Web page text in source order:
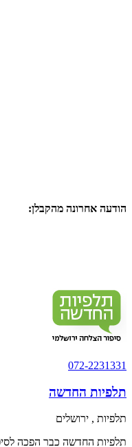
הודעה אחרונה מהקבלן:
072-2231331
תלפיות החדשה
תלפיות , ירושלים